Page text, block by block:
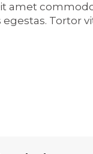
amet
Tortor